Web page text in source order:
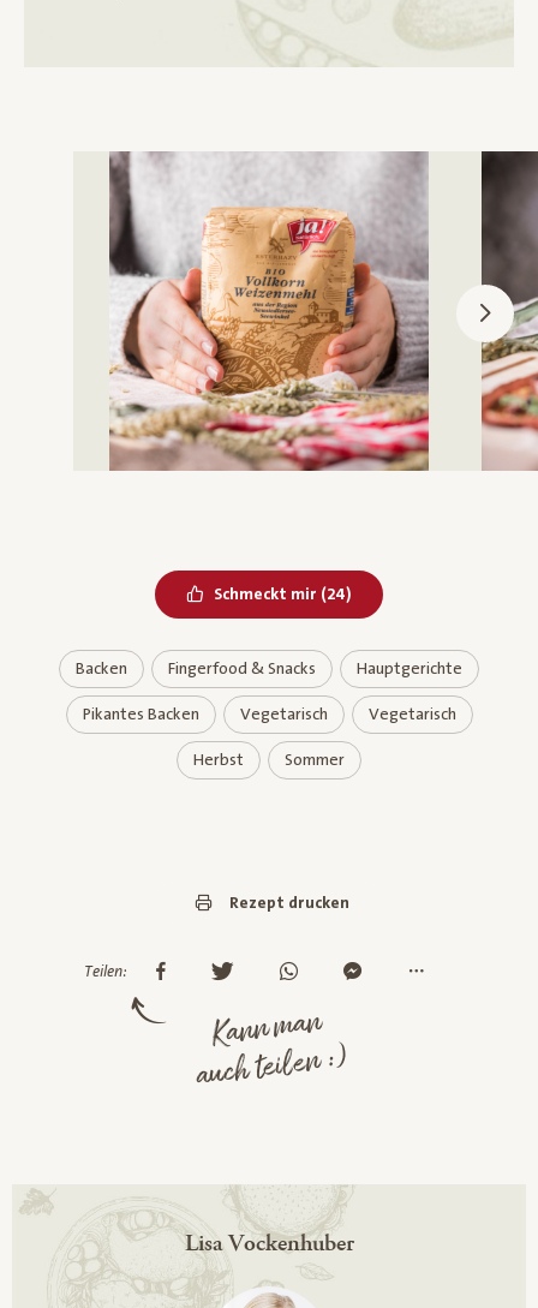
Schmeckt mir Bereits geliked
(24)
Backen Fingerfood & Snacks Hauptgerichte
Pikantes Backen Vegetarisch Vegetarisch
Herbst Sommer
Rezept drucken
Teilen:
Kann man
auch teilen :)
Lisa Vockenhuber